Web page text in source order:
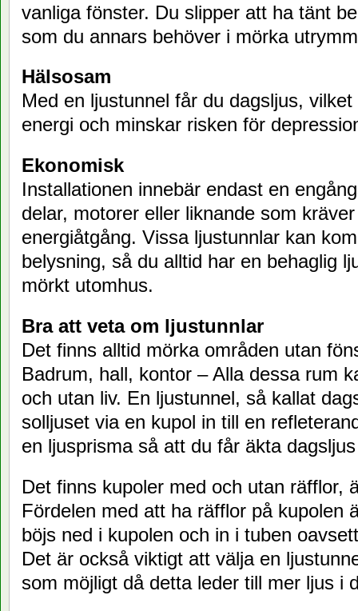
vanliga fönster. Du slipper att ha tänt
som du annars behöver i mörka
Hälsosam
Med en ljustunnel får du dagsljus,
energi och minskar risken för
Ekonomisk
Installationen innebär endast en
delar, motorer eller liknande som
energiåtgång. Vissa ljustunnlar kan
belysning, så du alltid har en behaglig
mörkt utomhus.
Bra att veta om ljustunnlar
Det finns alltid mörka områden utan
Badrum, hall, kontor – Alla dessa rum
och utan liv. En ljustunnel, så kallat
solljuset via en kupol in till en
en ljusprisma så att du får äkta
Det finns kupoler med och utan räfflor,
Fördelen med att ha räfflor på kupolen
böjs ned i kupolen och in i tuben
Det är också viktigt att välja en
som möjligt då detta leder till mer ljus i